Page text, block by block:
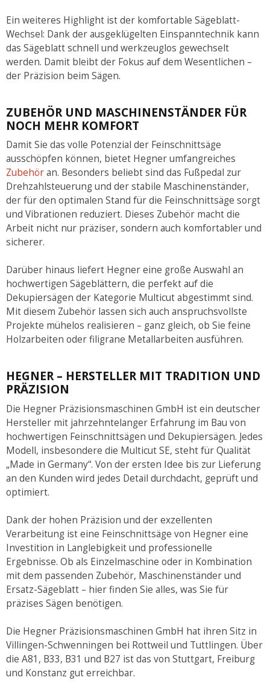
Ein weiteres Highlight ist der komfortable Sägeblatt-
Wechsel: Dank der ausgeklügelten Einspanntechnik kann
das Sägeblatt schnell und werkzeuglos gewechselt
werden. Damit bleibt der Fokus auf dem Wesentlichen –
der Präzision beim Sägen.
ZUBEHÖR UND MASCHINENSTÄNDER FÜR
NOCH MEHR KOMFORT
Damit Sie das volle Potenzial der Feinschnittsäge
ausschöpfen können, bietet Hegner umfangreiches
Zubehöran. Besonders beliebt sind das Fußpedal zur
Drehzahlsteuerung und der stabile Maschinenständer,
der für den optimalen Stand für die Feinschnittsäge sorgt
und Vibrationen reduziert. Dieses Zubehör macht die
Arbeit nicht nur präziser, sondern auch komfortabler und
sicherer.
Darüber hinaus liefert Hegner eine große Auswahl an
hochwertigen Sägeblättern, die perfekt auf die
Dekupiersägen der Kategorie Multicut abgestimmt sind.
Mit diesem Zubehör lassen sich auch anspruchsvollste
Projekte mühelos realisieren – ganz gleich, ob Sie feine
Holzarbeiten oder filigrane Metallarbeiten ausführen.
HEGNER – HERSTELLER MIT TRADITION UND
PRÄZISION
Die Hegner Präzisionsmaschinen GmbH ist ein deutscher
Hersteller mit jahrzehntelanger Erfahrung im Bau von
hochwertigen Feinschnittsägen und Dekupiersägen. Jedes
Modell, insbesondere die Multicut SE, steht für Qualität
„Made in Germany“. Von der ersten Idee bis zur Lieferung
an den Kunden wird jedes Detail durchdacht, geprüft und
optimiert.
Dank der hohen Präzision und der exzellenten
Verarbeitung ist eine Feinschnittsäge von Hegner eine
Investition in Langlebigkeit und professionelle
Ergebnisse. Ob als Einzelmaschine oder in Kombination
mit dem passenden Zubehör, Maschinenständer und
Ersatz-Sägeblatt – hier finden Sie alles, was Sie für
präzises Sägen benötigen.
Die Hegner Präzisionsmaschinen GmbH hat ihren Sitz in
Villingen-Schwenningen bei Rottweil und Tuttlingen. Über
die A81, B33, B31 und B27 ist das von Stuttgart, Freiburg
und Konstanz gut erreichbar.